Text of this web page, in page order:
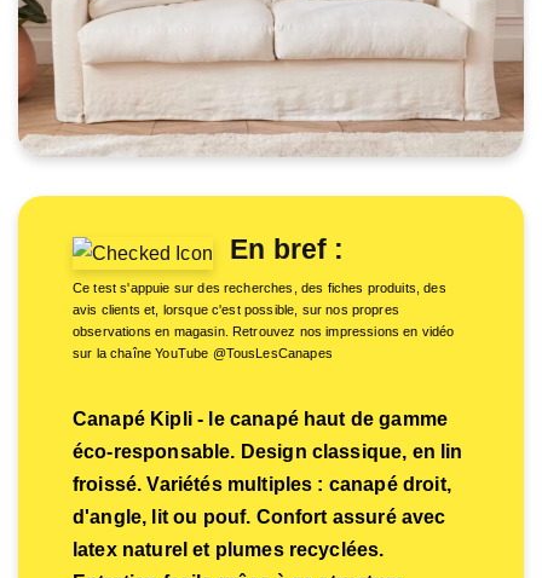
En bref :
Ce test s'appuie sur des recherches, des fiches produits, des
avis clients et, lorsque c'est possible, sur nos propres
observations en magasin. Retrouvez nos impressions en vidéo
sur la chaîne YouTube @TousLesCanapes
Canapé Kipli - le canapé haut de gamme
éco-responsable. Design classique, en lin
froissé. Variétés multiples : canapé droit,
d'angle, lit ou pouf. Confort assuré avec
latex naturel et plumes recyclées.